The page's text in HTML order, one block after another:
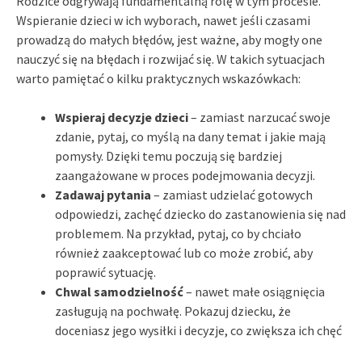
Wspieranie dzieci w ich wyborach, nawet jeśli czasami
prowadzą do małych błędów, jest ważne, aby mogły one
nauczyć się na błędach i rozwijać się. W takich sytuacjach
warto pamiętać o kilku praktycznych wskazówkach:
Wspieraj decyzje dzieci– zamiast narzucać swoje
zdanie, pytaj, co myślą na dany temat i jakie mają
pomysły. Dzięki temu poczują się bardziej
zaangażowane w proces podejmowania decyzji.
Zadawaj pytania – zamiast udzielać gotowych
odpowiedzi, zachęć dziecko do zastanowienia się nad
problemem. Na przykład, pytaj, co by chciało
również zaakceptować lub co może zrobić, aby
poprawić sytuację.
Chwal samodzielność– nawet małe osiągnięcia
zasługują na pochwałę. Pokazuj dziecku, że
doceniasz jego wysiłki i decyzje, co zwiększa ich chęć